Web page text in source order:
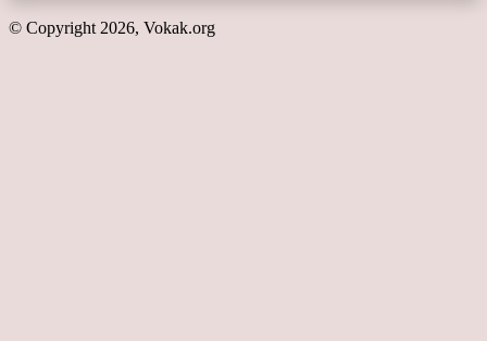
© Copyright 2026, Vokak.org